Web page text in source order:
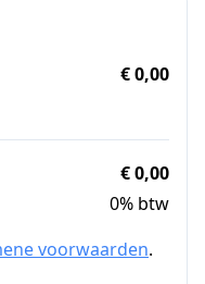
€ 0,00
€ 0,00
0% btw
voorwaarden.